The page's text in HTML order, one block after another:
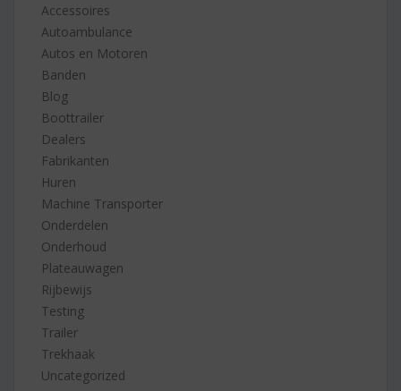
Accessoires
Autoambulance
Autos en Motoren
Banden
Blog
Boottrailer
Dealers
Fabrikanten
Huren
Machine Transporter
Onderdelen
Onderhoud
Plateauwagen
Rijbewijs
Testing
Trailer
Trekhaak
Uncategorized